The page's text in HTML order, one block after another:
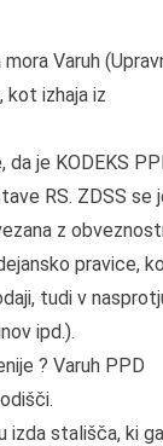
Varuh
kot izhaja iz
da je KODEKS
RS. ZDSS se
z
pravice,
tudi v
ipd.).
? Varuh PPD
izda stališča, ki ga